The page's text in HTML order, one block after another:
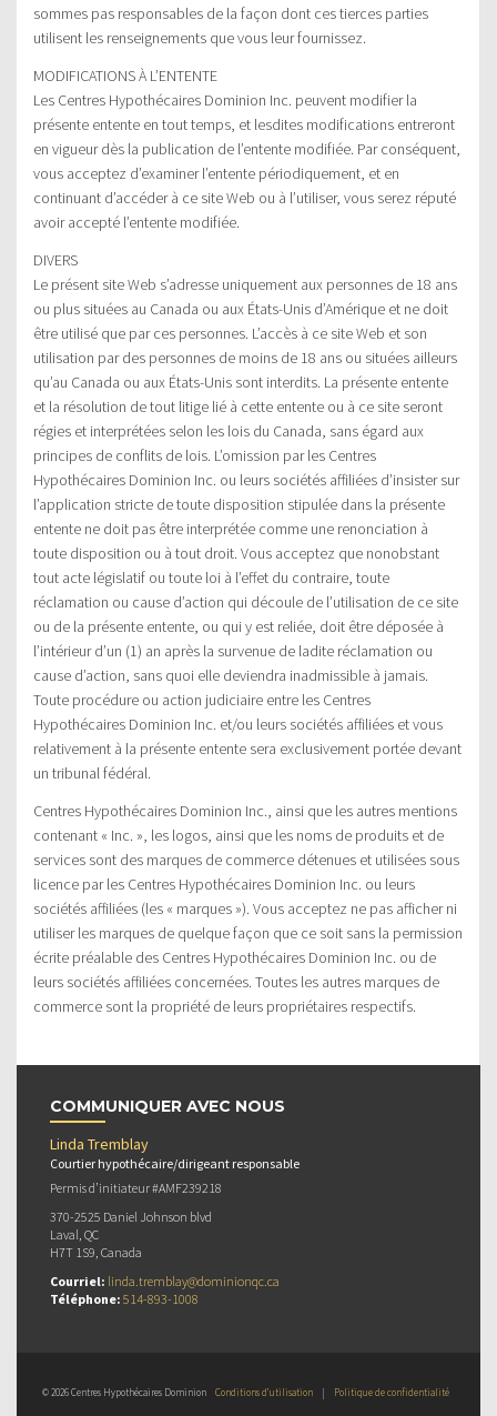
sommes pas responsables de la façon dont ces tierces parties
utilisent les renseignements que vous leur fournissez.
MODIFICATIONS À L’ENTENTE
Les Centres Hypothécaires Dominion Inc. peuvent modifier la
présente entente en tout temps, et lesdites modifications entreront
en vigueur dès la publication de l’entente modifiée. Par conséquent,
vous acceptez d’examiner l’entente périodiquement, et en
continuant d’accéder à ce site Web ou à l’utiliser, vous serez réputé
avoir accepté l’entente modifiée.
DIVERS
Le présent site Web s’adresse uniquement aux personnes de 18 ans
ou plus situées au Canada ou aux États-Unis d’Amérique et ne doit
être utilisé que par ces personnes. L’accès à ce site Web et son
utilisation par des personnes de moins de 18 ans ou situées ailleurs
qu’au Canada ou aux États-Unis sont interdits. La présente entente
et la résolution de tout litige lié à cette entente ou à ce site seront
régies et interprétées selon les lois du Canada, sans égard aux
principes de conflits de lois. L’omission par les Centres
Hypothécaires Dominion Inc. ou leurs sociétés affiliées d’insister sur
l’application stricte de toute disposition stipulée dans la présente
entente ne doit pas être interprétée comme une renonciation à
toute disposition ou à tout droit. Vous acceptez que nonobstant
tout acte législatif ou toute loi à l’effet du contraire, toute
réclamation ou cause d’action qui découle de l’utilisation de ce site
ou de la présente entente, ou qui y est reliée, doit être déposée à
l’intérieur d’un (1) an après la survenue de ladite réclamation ou
cause d’action, sans quoi elle deviendra inadmissible à jamais.
Toute procédure ou action judiciaire entre les Centres
Hypothécaires Dominion Inc. et/ou leurs sociétés affiliées et vous
relativement à la présente entente sera exclusivement portée devant
un tribunal fédéral.
Centres Hypothécaires Dominion Inc., ainsi que les autres mentions
contenant « Inc. », les logos, ainsi que les noms de produits et de
services sont des marques de commerce détenues et utilisées sous
licence par les Centres Hypothécaires Dominion Inc. ou leurs
sociétés affiliées (les « marques »). Vous acceptez ne pas afficher ni
utiliser les marques de quelque façon que ce soit sans la permission
écrite préalable des Centres Hypothécaires Dominion Inc. ou de
leurs sociétés affiliées concernées. Toutes les autres marques de
commerce sont la propriété de leurs propriétaires respectifs.
COMMUNIQUER AVEC NOUS
Linda Tremblay
Courtier hypothécaire/dirigeant responsable
Permis d’initiateur #AMF239218
370-2525 Daniel Johnson blvd
Laval, QC
H7T 1S9, Canada
Courriel: linda.tremblay@dominionqc.ca
Téléphone: 514-893-1008
© 2026 Centres Hypothécaires Dominion Conditions d’utilisation | Politique de confidentialité